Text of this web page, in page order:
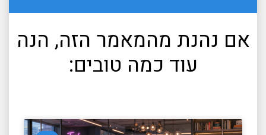
אם נהנת מהמאמר הזה, הנה
עוד כמה טובים: